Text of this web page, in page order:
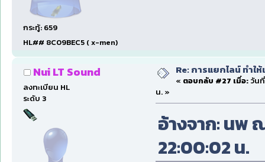
กระทู้: 659
HL## 8C09BEC5 ( x-men)
Nui LT Sound
ลงทะเบียน HL
ระดับ 3
Re: การแยกไลน์ ทำใ
« ตอบกลับ #27 เมื่อ:วันที่
น. »
อ้างจาก: นพ
22:00:02 น.